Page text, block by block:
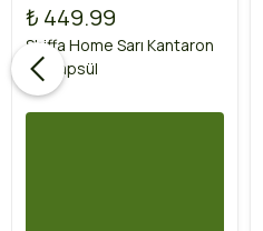
₺ 449.99
Shiffa Home Sarı Kantaron
60 Kapsül